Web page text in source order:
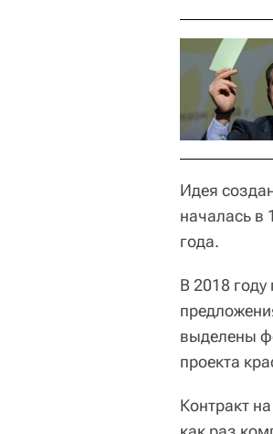
Идея
началась в
года.
В 2018
выделены
проекта
Контракт